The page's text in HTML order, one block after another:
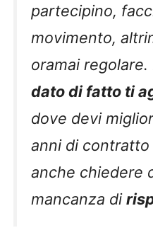
partecipino,
movimento,
oramai regolare.
dato di fatto ti
dove devi
anni di contratto
anche chiedere
mancanza di